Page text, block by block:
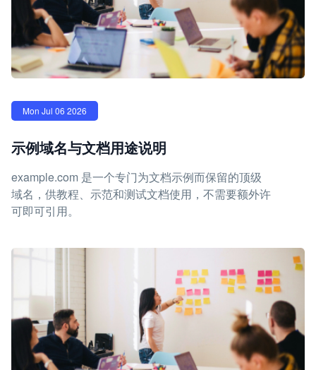
Mon Jul 06 2026
示例域名与文档用途说明
example.com 是一个专门为文档示例而保留的顶级
域名，供教程、示范和测试文档使用，不需要额外许
可即可引用。